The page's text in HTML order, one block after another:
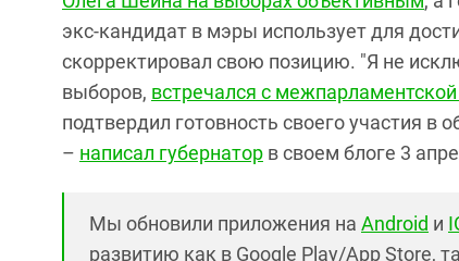
экс-кандидат в мэры использует для
скорректировал свою позицию. "Я не
выборов, встречался с межпарламентской
подтвердил готовность своего участия в
– написал губернатор в своем блоге 3
Мы обновили приложения на Android и
развитию как в Google Play/App Store,